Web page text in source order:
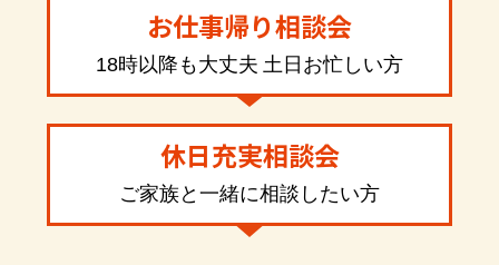
お仕事帰り相談会
18時以降も大丈夫 土日お忙しい方
休日充実相談会
ご家族と一緒に相談したい方